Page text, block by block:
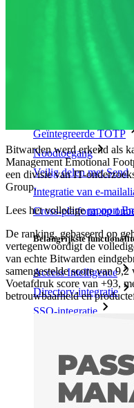
Bitwarden
Belangrijkste
Geïntegreerde TOTP
Noodtoegang
Veilig delen met Send
Integratie van e-
Cross-platform op
Belangrijkste
Access Intelligence
Directory-integratie
SSO-integratie
Accountherstel
Belangrijkste tools
Bitwarden werd erkend als
Management Emotional
een divisie van IT-
Group.
Lees het volledigerapport
De ranking, gebaseerd op
vertegenwoordigt de
van echte Bitwarden
samengestelde score van
Voetafdruk score van +93,
betrouwbaarheid en